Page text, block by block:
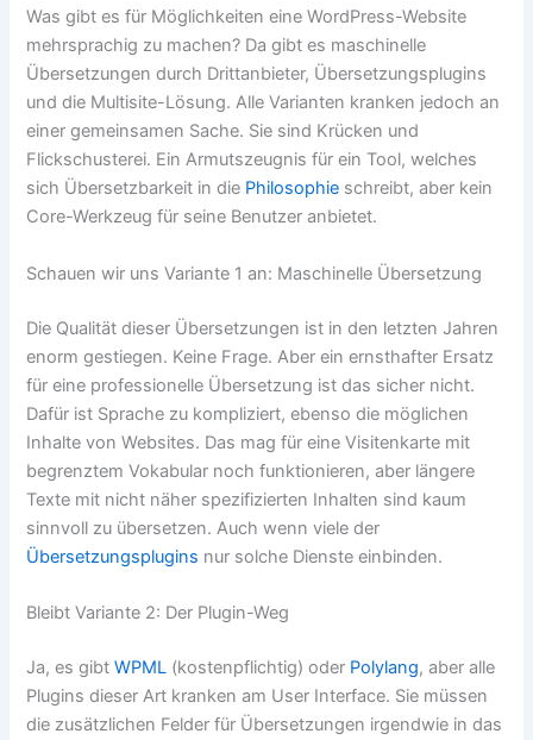
Was gibt es für Möglichkeiten eine WordPress-Website
mehrsprachig zu machen? Da gibt es maschinelle
Übersetzungen durch Drittanbieter, Übersetzungsplugins
und die Multisite-Lösung. Alle Varianten kranken jedoch an
einer gemeinsamen Sache. Sie sind Krücken und
Flickschusterei. Ein Armutszeugnis für ein Tool, welches
sich Übersetzbarkeit in die Philosophie schreibt, aber kein
Core-Werkzeug für seine Benutzer anbietet.
Schauen wir uns Variante 1 an: Maschinelle Übersetzung
Die Qualität dieser Übersetzungen ist in den letzten Jahren
enorm gestiegen. Keine Frage. Aber ein ernsthafter Ersatz
für eine professionelle Übersetzung ist das sicher nicht.
Dafür ist Sprache zu kompliziert, ebenso die möglichen
Inhalte von Websites. Das mag für eine Visitenkarte mit
begrenztem Vokabular noch funktionieren, aber längere
Texte mit nicht näher spezifizierten Inhalten sind kaum
sinnvoll zu übersetzen. Auch wenn viele der
Übersetzungsplugins nur solche Dienste einbinden.
Bleibt Variante 2: Der Plugin-Weg
Ja, es gibtWPML (kostenpflichtig) oder Polylang, aber alle
Plugins dieser Art kranken am User Interface. Sie müssen
die zusätzlichen Felder für Übersetzungen irgendwie in das